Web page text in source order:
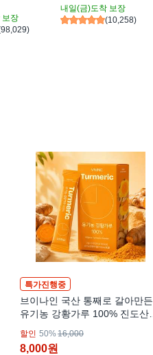
보장
98,029)
내일(금)도착 보장
(10,258)
특가진행중
브이나인 국산 통째로 갈아만든
유기농 강황가루 100% 진도산
할인 50%16,000
8,000원